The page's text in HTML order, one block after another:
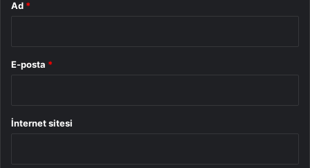
Ad *
E-posta *
İnternet sitesi